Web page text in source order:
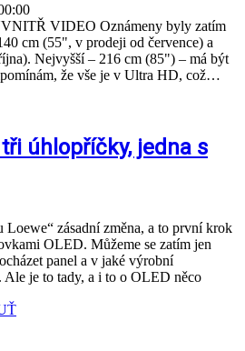
VIDEO Oznámeny byly zatím
cm (55", v prodeji od července) a
Nejvyšší – 216 cm (85") – má být
že vše je v Ultra HD, což…
úhlopříčky, jedna s
Loewe“ zásadní změna, a to první krok
OLED. Můžeme se zatím jen
panel a v jaké výrobní
Ale je to tady, a i to o OLED něco